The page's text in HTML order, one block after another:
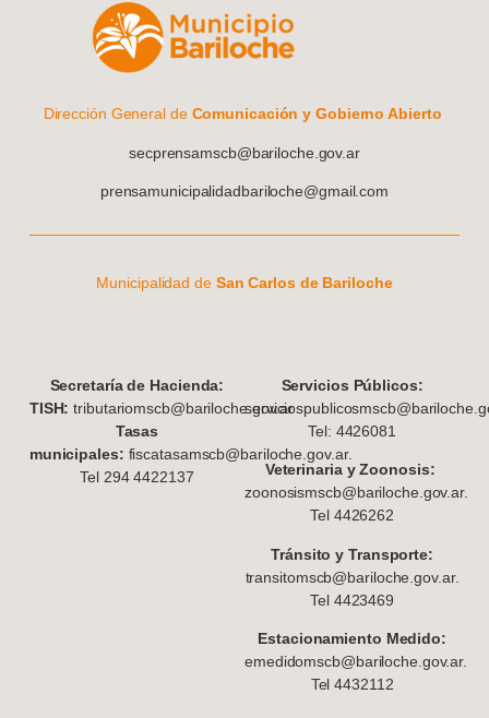
Dirección General de Comunicación y Gobierno Abierto
secprensamscb@bariloche.gov.ar
prensamunicipalidadbariloche@gmail.com
Municipalidad deSan Carlos de Bariloche
Secretaría de Hacienda:
TISH: tributariomscb@bariloche.gov.ar
Tasas
municipales: fiscatasamscb@bariloche.gov.ar.
Tel 294 4422137
Servicios Públicos:
Tel: 4426081
Veterinaria y Zoonosis:
zoonosismscb@bariloche.gov.ar.
Tel 4426262
Tránsito y Transporte:
transitomscb@bariloche.gov.ar.
Tel 4423469
Estacionamiento Medido:
emedidomscb@bariloche.gov.ar.
Tel 4432112